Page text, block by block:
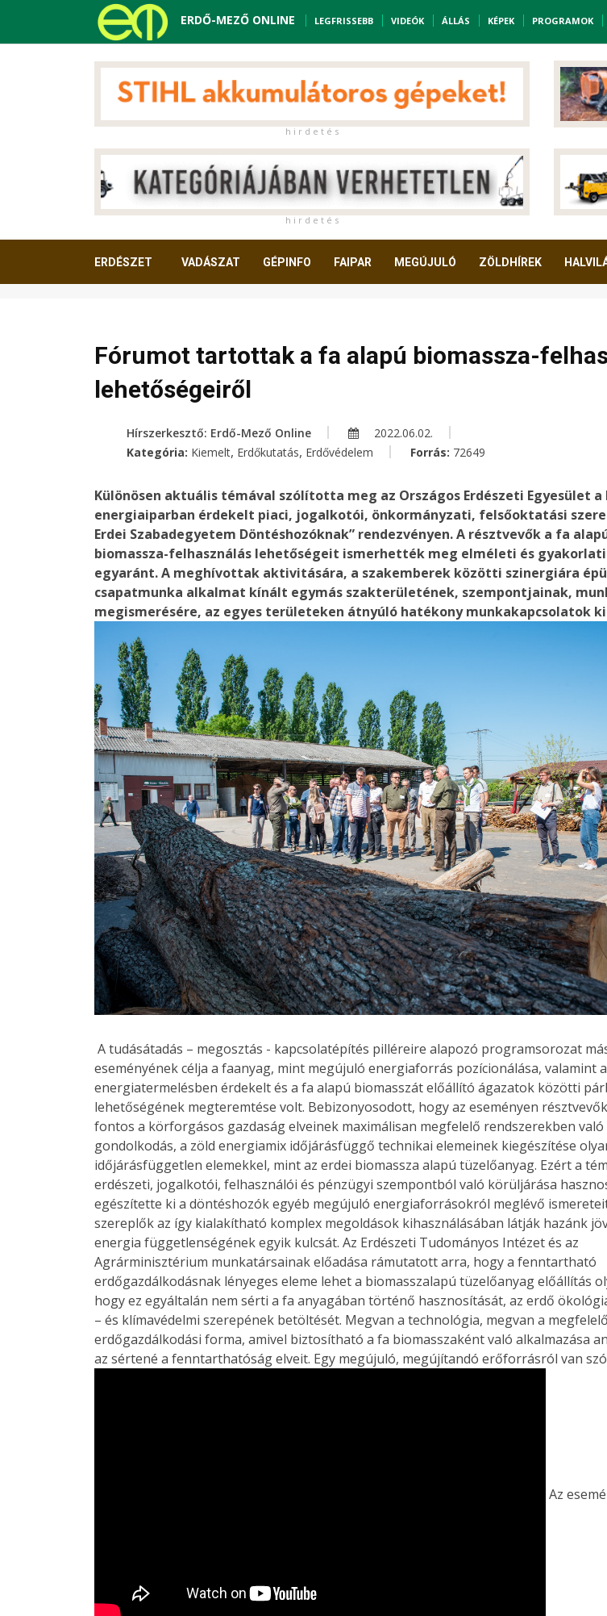
ERDŐ-MEZŐ ONLINE LEGFRISSEBB VIDEÓK ÁLLÁS KÉPEK PROGRAMOK
h i r d e t é s
h i r d e t é s
ERDÉSZET VADÁSZAT GÉPINFO FAIPAR MEGÚJULÓ ZÖLDHÍREK
Fórumot tartottak a fa alapú biomassza-
lehetőségeiről
Hírszerkesztő: Erdő-Mező Online
2022.06.02.
Kategória: Kiemelt, Erdőkutatás, Erdővédelem Forrás: 72649
Különösen aktuális témával szólította meg az Országos Erdészeti Egyesület a
energiaiparban érdekelt piaci, jogalkotói, önkormányzati, felsőoktatási
Erdei Szabadegyetem Döntéshozóknak” rendezvényen. A résztvevők a fa
biomassza-felhasználás lehetőségeit ismerhették meg elméleti és
egyaránt. A meghívottak aktivitására, a szakemberek közötti szinergiára
csapatmunka alkalmat kínált egymás szakterületének, szempontjainak,
megismerésére, az egyes területeken átnyúló hatékony munkakapcsolatok
A tudásátadás – megosztás - kapcsolatépítés pilléreire alapozó programsorozat
eseményének célja a faanyag, mint megújuló energiaforrás pozícionálása, valamint
energiatermelésben érdekelt és a fa alapú biomasszát előállító ágazatok közötti
lehetőségének megteremtése volt. Bebizonyosodott, hogy az eseményen
fontos a körforgásos gazdaság elveinek maximálisan megfelelő rendszerekben való
gondolkodás, a zöld energiamix időjárásfüggő technikai elemeinek kiegészítése
időjárásfüggetlen elemekkel, mint az erdei biomassza alapú tüzelőanyag. Ezért a
erdészeti, jogalkotói, felhasználói és pénzügyi szempontból való körüljárása
egészítette ki a döntéshozók egyéb megújuló energiaforrásokról meglévő
szereplők az így kialakítható komplex megoldások kihasználásában látják hazánk
energia függetlenségének egyik kulcsát. Az Erdészeti Tudományos Intézet és az
Agrárminisztérium munkatársainak előadása rámutatott arra, hogy a fenntartható
erdőgazdálkodásnak lényeges eleme lehet a biomasszalapú tüzelőanyag előállítás
hogy ez egyáltalán nem sérti a fa anyagában történő hasznosítását, az erdő
– és klímavédelmi szerepének betöltését. Megvan a technológia, megvan a megfelelő
erdőgazdálkodási forma, amivel biztosítható a fa biomasszaként való alkalmazása
az sértené a fenntarthatóság elveit. Egy megújuló, megújítandó erőforrásról van
Az